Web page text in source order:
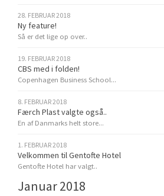
28. FEBRUAR 2018
Ny feature!
Så er det lige op over..
19. FEBRUAR 2018
CBS med i folden!
Copenhagen Business School...
8. FEBRUAR 2018
Færch Plast valgte også..
En af Danmarks helt store...
1. FEBRUAR 2018
Velkommen til Gentofte Hotel
Gentofte Hotel har valgt..
Januar 2018